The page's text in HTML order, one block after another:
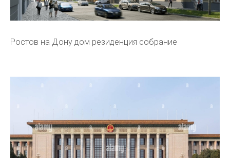
Ростов на Дону дом резиденция собрание